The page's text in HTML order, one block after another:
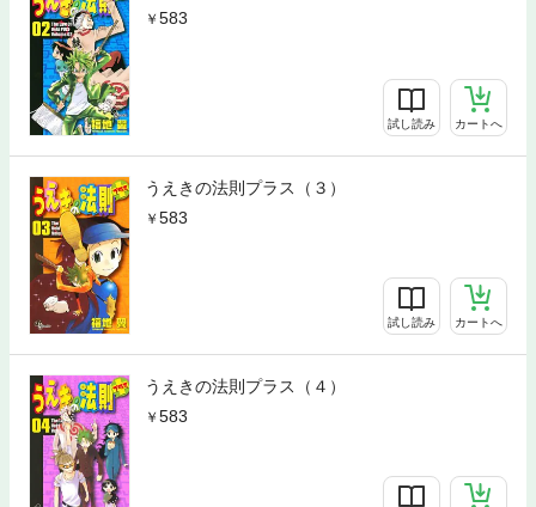
583
試し読み カートへ
うえきの法則プラス（３）
583
試し読み カートへ
うえきの法則プラス（４）
583